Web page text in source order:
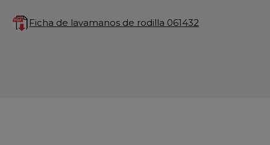
Ficha de lavamanos de rodilla 061432